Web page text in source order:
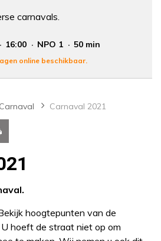
carnavals.
16:00 NPO 1 50 min
online beschikbaar.
Carnaval Carnaval 2021
hoogtepunten van de
hoeft de straat niet op om